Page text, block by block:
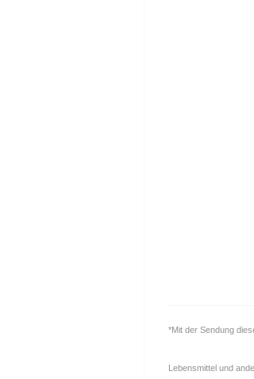
*Mit der Sendung
Lebensmittel und